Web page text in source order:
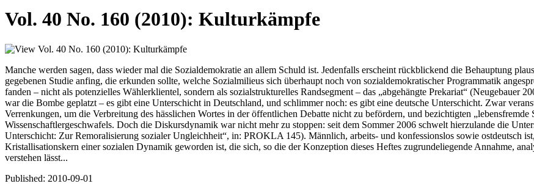
Vol. 40 No. 160 (2010): Kulturkämpfe
Manche werden sagen, dass wieder mal die Sozialdemokratie an allem Schuld ist. Jedenfalls erscheint rückblickend die Behauptung
gegebenen Studie anfing, die erkunden sollte, welche Sozialmilieus sich überhaupt noch von sozialdemokratischer Programmatik
fanden – nicht als potenzielles Wählerklientel, sondern als sozialstrukturelles Randsegment – das „abgehängte Prekariat“ (Neugebauer
war die Bombe geplatzt – es gibt eine Unterschicht in Deutschland, und schlimmer noch: es gibt eine deutsche Unterschicht. Zwar
Verrenkungen, um die Verbreitung des hässlichen Wortes in der öffentlichen Debatte nicht zu befördern, und bezichtigten
Wissenschaftlergeschwafels. Doch die Diskursdynamik war nicht mehr zu stoppen: seit dem Sommer 2006 schwelt hierzulande die
Unterschicht: Zur Remoralisierung sozialer Ungleichheit“, in: PROKLA 145). Männlich, arbeits- und konfessionslos sowie ostdeutsch
Kristallisationskern einer sozialen Dynamik geworden ist, die sich, so die der Konzeption dieses Heftes zugrundeliegende Annahme,
verstehen lässt...
Published: 2010-09-01